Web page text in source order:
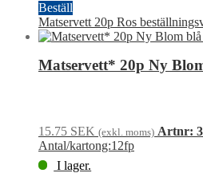
Beställ
Matservett 20p Ros
Matservett* 20p Ny
15.75 SEK (exkl. moms) Artnr:
Antal/kartong:12fp
I lager.